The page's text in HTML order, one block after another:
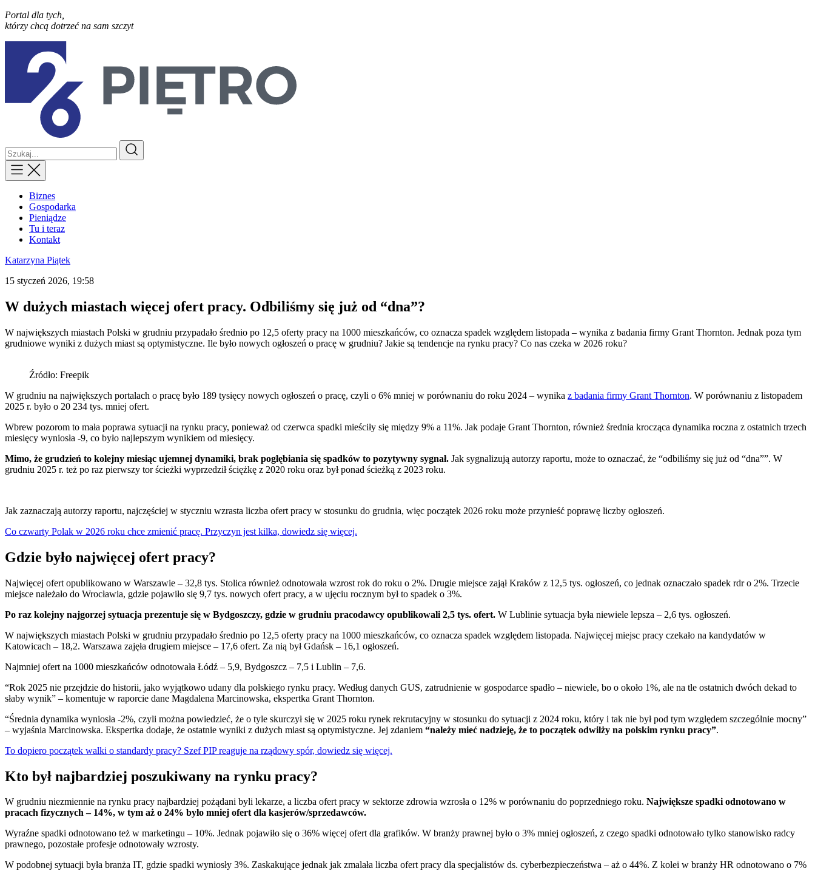
Portal dla tych,
którzy chcą dotrzeć na sam szczyt
Biznes
Gospodarka
Pieniądze
Tu i teraz
Kontakt
Katarzyna Piątek
15 styczeń 2026, 19:58
W dużych miastach więcej ofert pracy. Odbiliśmy się już od “dna”?
W największych miastach Polski w grudniu przypadało średnio po 12,5 oferty pracy na 1000 mieszkańców, co oznacza spadek względem listopada – wynika z badania firmy Grant Thornton. Jednak poza tym
grudniowe wyniki z dużych miast są optymistyczne. Ile było nowych ogłoszeń o pracę w grudniu? Jakie są tendencje na rynku pracy? Co nas czeka w 2026 roku?
Źródło: Freepik
W grudniu na największych portalach o pracę było 189 tysięcy nowych ogłoszeń o pracę, czyli o 6% mniej w porównaniu do roku 2024 – wynika z badania firmy Grant Thornton. W porównaniu z listopadem
2025 r. było o 20 234 tys. mniej ofert.
Wbrew pozorom to mała poprawa sytuacji na rynku pracy, ponieważ od czerwca spadki mieściły się między 9% a 11%. Jak podaje Grant Thornton, również średnia krocząca dynamika roczna z ostatnich trzech
miesięcy wyniosła -9, co było najlepszym wynikiem od miesięcy.
Mimo, że grudzień to kolejny miesiąc ujemnej dynamiki, brak pogłębiania się spadków to pozytywny sygnał. Jak sygnalizują autorzy raportu, może to oznaczać, że “odbiliśmy się już od “dna””. W
grudniu 2025 r. też po raz pierwszy tor ścieżki wyprzedził ściężkę z 2020 roku oraz był ponad ścieżką z 2023 roku.
Jak zaznaczają autorzy raportu, najczęściej w styczniu wzrasta liczba ofert pracy w stosunku do grudnia, więc początek 2026 roku może przynieść poprawę liczby ogłoszeń.
Co czwarty Polak w 2026 roku chce zmienić pracę. Przyczyn jest kilka, dowiedz się więcej.
Gdzie było najwięcej ofert pracy?
Najwięcej ofert opublikowano w Warszawie – 32,8 tys. Stolica również odnotowała wzrost rok do roku o 2%. Drugie miejsce zajął Kraków z 12,5 tys. ogłoszeń, co jednak oznaczało spadek rdr o 2%. Trzecie
miejsce należało do Wrocławia, gdzie pojawiło się 9,7 tys. nowych ofert pracy, a w ujęciu rocznym był to spadek o 3%.
Po raz kolejny najgorzej sytuacja prezentuje się w Bydgoszczy, gdzie w grudniu pracodawcy opublikowali 2,5 tys. ofert. W Lublinie sytuacja była niewiele lepsza – 2,6 tys. ogłoszeń.
W największych miastach Polski w grudniu przypadało średnio po 12,5 oferty pracy na 1000 mieszkańców, co oznacza spadek względem listopada. Najwięcej miejsc pracy czekało na kandydatów w
Katowicach – 18,2. Warszawa zajęła drugiem miejsce – 17,6 ofert. Za nią był Gdańsk – 16,1 ogłoszeń.
Najmniej ofert na 1000 mieszkańców odnotowała Łódź – 5,9, Bydgoszcz – 7,5 i Lublin – 7,6.
“Rok 2025 nie przejdzie do historii, jako wyjątkowo udany dla polskiego rynku pracy. Według danych GUS, zatrudnienie w gospodarce spadło – niewiele, bo o około 1%, ale na tle ostatnich dwóch dekad to
słaby wynik” – komentuje w raporcie dane Magdalena Marcinowska, ekspertka Grant Thornton.
“Średnia dynamika wyniosła -2%, czyli można powiedzieć, że o tyle skurczył się w 2025 roku rynek rekrutacyjny w stosunku do sytuacji z 2024 roku, który i tak nie był pod tym względem szczególnie mocny”
– wyjaśnia Marcinowska. Ekspertka dodaje, że ostatnie wyniki z dużych miast są optymistyczne. Jej zdaniem “należy mieć nadzieję, że to początek odwilży na polskim rynku pracy”.
To dopiero początek walki o standardy pracy? Szef PIP reaguje na rządowy spór, dowiedz się więcej.
Kto był najbardziej poszukiwany na rynku pracy?
W grudniu niezmiennie na rynku pracy najbardziej pożądani byli lekarze, a liczba ofert pracy w sektorze zdrowia wzrosła o 12% w porównaniu do poprzedniego roku. Największe spadki odnotowano w
pracach fizycznych – 14%, w tym aż o 24% było mniej ofert dla kasjerów/sprzedawców.
Wyraźne spadki odnotowano też w marketingu – 10%. Jednak pojawiło się o 36% więcej ofert dla grafików. W branży prawnej było o 3% mniej ogłoszeń, z czego spadki odnotowało tylko stanowisko radcy
prawnego, pozostałe profesje odnotowały wzrosty.
W podobnej sytuacji była branża IT, gdzie spadki wyniosły 3%. Zaskakujące jednak jak zmalała liczba ofert pracy dla specjalistów ds. cyberbezpieczeństwa – aż o 44%. Z kolei w branży HR odnotowano o 7%